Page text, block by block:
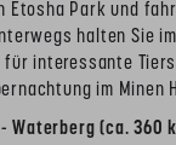
Etosha Park und
halten Sie
interessante
im Minen
- Waterberg (ca. 360